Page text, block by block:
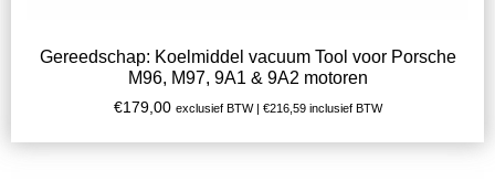
Gereedschap: Koelmiddel vacuum Tool voor Porsche
M96, M97, 9A1 & 9A2 motoren
€179,00 exclusief BTW | €216,59inclusief BTW